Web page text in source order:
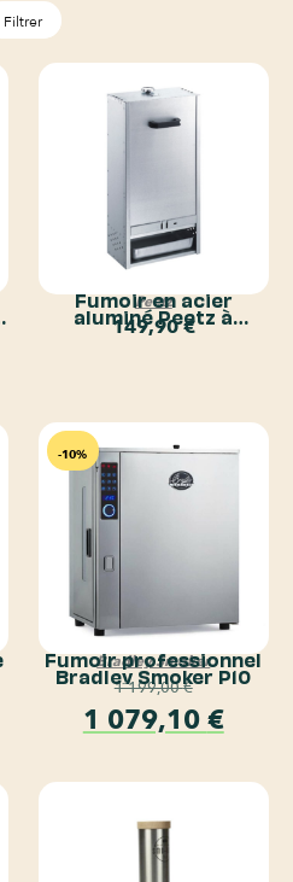
Filtrer
Peetz
Fumoir en acier
aluminé Peetz à
glissière 75 cm
149,90€
-10%
Bradley Smoker
Fumoir professionnel
Bradley Smoker P10
1 199,00€
1 079,10 €